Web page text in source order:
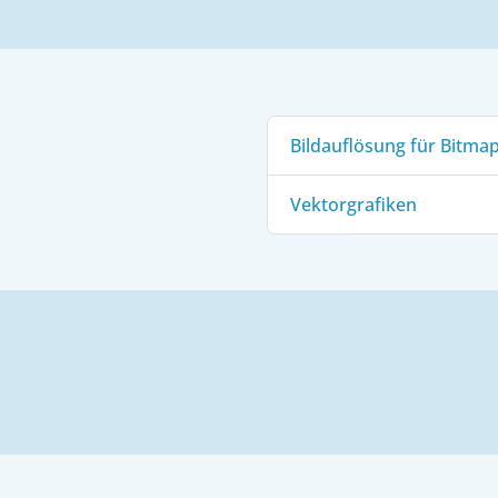
Bildauflösung für
Vektorgrafiken